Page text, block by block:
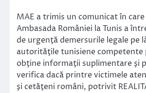
MAE a trimis un comunicat în
Ambasada României la Tunis a
de urgenţă demersurile legale pe
autorităţile tunisiene competente
obţine informaţii suplimentare şi
verifica dacă printre victimele
şi cetăţeni români, potrivit